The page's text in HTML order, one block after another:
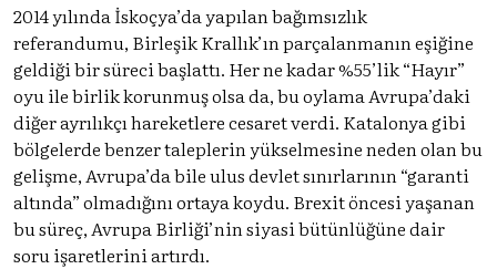
2014 yılında İskoçya’da yapılan bağımsızlık
referandumu, Birleşik Krallık’ın parçalanmanın eşiğine
geldiği bir süreci başlattı. Her ne kadar %55’lik “Hayır”
oyu ile birlik korunmuş olsa da, bu oylama Avrupa’daki
diğer ayrılıkçı hareketlere cesaret verdi. Katalonya gibi
bölgelerde benzer taleplerin yükselmesine neden olan bu
gelişme, Avrupa’da bile ulus devlet sınırlarının “garanti
altında” olmadığını ortaya koydu. Brexit öncesi yaşanan
bu süreç, Avrupa Birliği’nin siyasi bütünlüğüne dair
soru işaretlerini artırdı.